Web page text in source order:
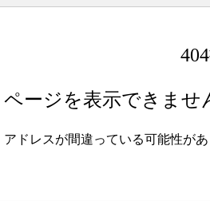
ページを表示できませ
アドレスが間違っている可能性が